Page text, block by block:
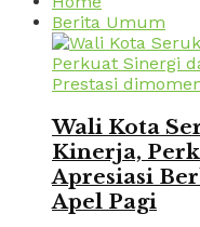
Berita Umum
Wali Kota
Kinerja,
Apresiasi
Apel Pagi